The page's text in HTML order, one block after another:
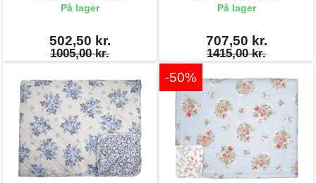
På lager
502,50 kr.
1005,00 kr.
På lager
707,50 kr.
1415,00 kr.
-50%